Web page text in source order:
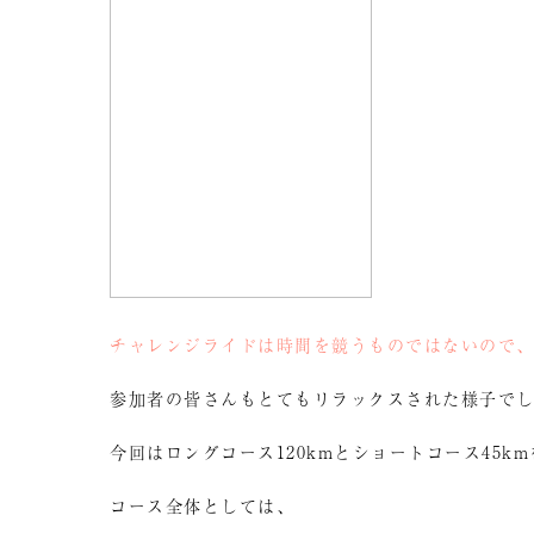
チャレンジライドは時間を競うものではないので、
参加者の皆さんもとてもリラックスされた様子で
今回はロングコース120kmとショートコース45km
コース全体としては、